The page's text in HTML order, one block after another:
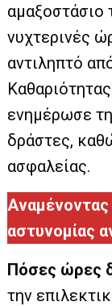
αμαξοστάσιο
νυχτερινές
αντιληπτό
ενημέρωσε
δράστες,
ασφαλείας.
αστυνομίας
Πόσες ώρες
την